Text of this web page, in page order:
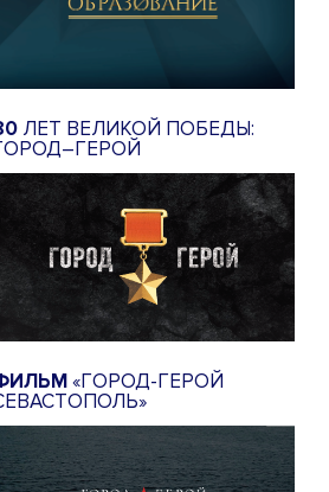
ЛЕТ ВЕЛИКОЙ ПОБЕДЫ:
«ГОРОД-ГЕРОЙ